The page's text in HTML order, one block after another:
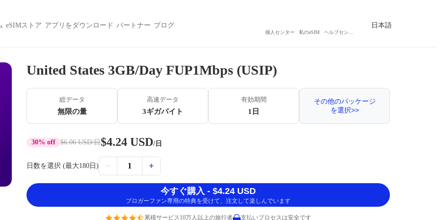
eSIMストア アプリをダウンロード パートナー ブログ
個人センター 私のeSIM
日本語
United States 3GB/Day FUP1Mbps (USIP)
総データ
無限の量
高速データ
3ギガバイト
有効期間
1日
その他のパッケージ
を選択>>
30% off $6.06 USD/日$4.24 USD/日
日数を選択 (最大180日) − 1 +
今すぐ購入 - $4.24 USD
ブロガーファン専用の特典を受けて、注文して楽しんでいます
累積サービス10万人以上の旅行者 支払いプロセスは安全です